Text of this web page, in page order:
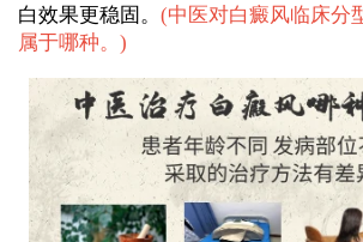
白效果更稳固。 (中医对白癜风临床分
属于哪种。 )